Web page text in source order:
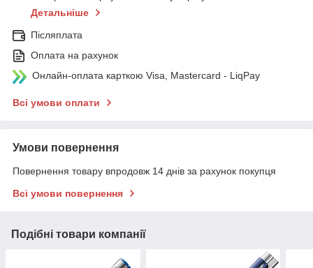
Детальніше
Післяплата
Оплата на рахунок
Онлайн-оплата карткою Visa, Mastercard - LiqPay
Всі умови оплати
Умови повернення
Повернення товару впродовж 14 днів за рахунок покупця
Всі умови повернення
Подібні товари компанії